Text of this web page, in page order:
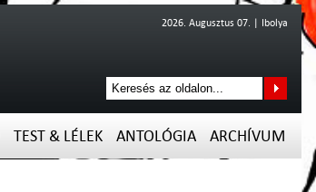
2026. Augusztus 07. | Ibolya
TEST & LÉLEK ANTOLÓGIA ARCHÍVUM